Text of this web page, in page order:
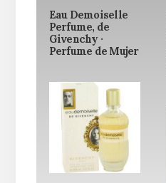
Eau Demoiselle
Perfume, de
Givenchy ·
Perfume de Mujer